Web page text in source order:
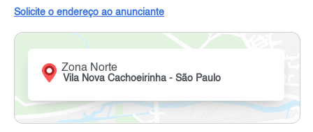
Solicite o endereço ao anunciante
Zona Norte
Vila Nova Cachoeirinha - São Paulo